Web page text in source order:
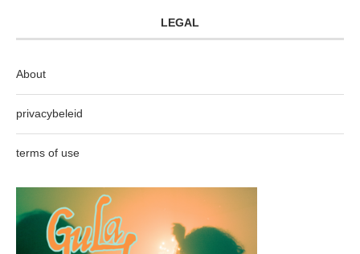
LEGAL
About
privacybeleid
terms of use